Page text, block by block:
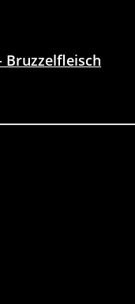
Bruzzelfleisch